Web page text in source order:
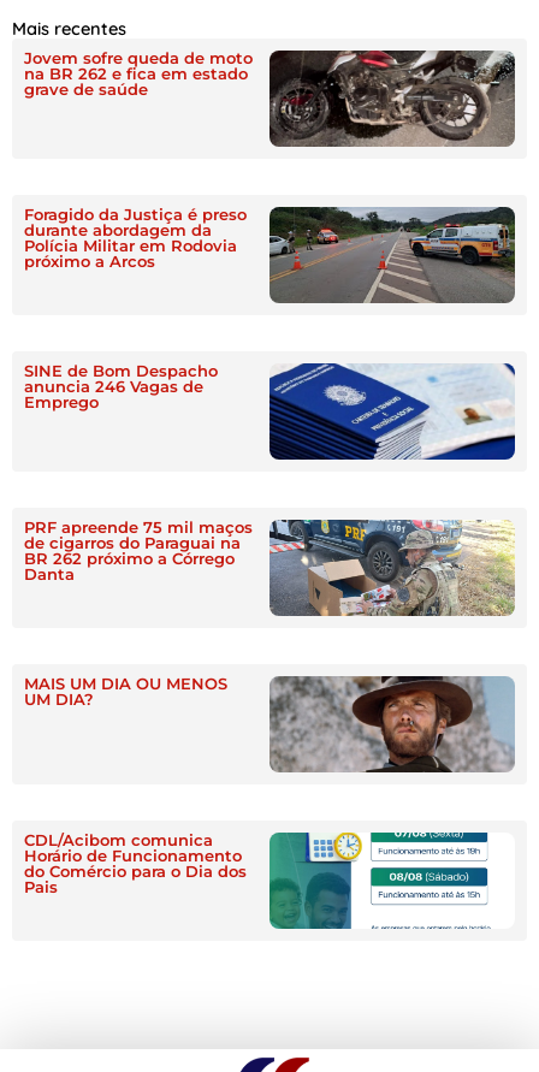
Mais recentes
Jovem sofre queda de moto
na BR 262 e fica em estado
grave de saúde
Foragido da Justiça é preso
durante abordagem da
Polícia Militar em Rodovia
próximo a Arcos
SINE de Bom Despacho
anuncia 246 Vagas de
Emprego
PRF apreende 75 mil maços
de cigarros do Paraguai na
BR 262 próximo a Córrego
Danta
MAIS UM DIA OU MENOS
UM DIA?
CDL/Acibom comunica
Horário de Funcionamento
do Comércio para o Dia dos
Pais